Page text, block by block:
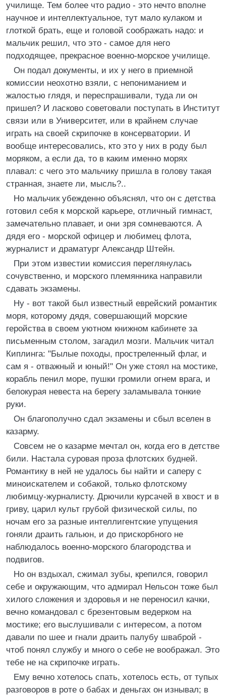
училище. Тем более что радио - это нечто вполне
научное и интеллектуальное, тут мало кулаком и
глоткой брать, еще и головой соображать надо: и
мальчик решил, что это - самое для него
подходящее, прекрасное военно-морское училище.
Он подал документы, и их у него в приемной
комиссии неохотно взяли, с непониманием и
жалостью глядя, и переспрашивали, туда ли он
пришел? И ласково советовали поступать в Институт
связи или в Университет, или в крайнем случае
играть на своей скрипочке в консерватории. И
вообще интересовались, кто это у них в роду был
моряком, а если да, то в каким именно морях
плавал: с чего это мальчику пришла в голову такая
странная, знаете ли, мысль?..
Но мальчик убежденно объяснял, что он с детства
готовил себя к морской карьере, отличный гимнаст,
замечательно плавает, и они зря сомневаются. А
дядя его - морской офицер и любимец флота,
журналист и драматург Александр Штейн.
При этом известии комиссия переглянулась
сочувственно, и морского племянника направили
сдавать экзамены.
Ну - вот такой был известный еврейский романтик
моря, которому дядя, совершающий морские
геройства в своем уютном книжном кабинете за
письменным столом, загадил мозги. Мальчик читал
Киплинга: "Былые походы, простреленный флаг, и
сам я - отважный и юный!" Он уже стоял на мостике,
корабль пенил море, пушки громили огнем врага, и
белокурая невеста на берегу заламывала тонкие
руки.
Он благополучно сдал экзамены и сбыл вселен в
казарму.
Совсем не о казарме мечтал он, когда его в детстве
били. Настала суровая проза флотских будней.
Романтику в ней не удалось бы найти и саперу с
миноискателем и собакой, только флотскому
любимцу-журналисту. Дрючили курсачей в хвост и в
гриву, царил культ грубой физической силы, по
ночам его за разные интеллигентские упущения
гоняли драить гальюн, и до прискорбного не
наблюдалось военно-морского благородства и
подвигов.
Но он вздыхал, сжимал зубы, крепился, говорил
себе и окружающим, что адмирал Нельсон тоже был
хилого сложения и здоровья и не переносил качки,
вечно командовал с брезентовым ведерком на
мостике; его выслушивали с интересом, а потом
давали по шее и гнали драить палубу шваброй -
чтоб понял службу и много о себе не воображал. Это
тебе не на скрипочке играть.
Ему вечно хотелось спать, хотелось есть, от тупых
разговоров в роте о бабах и деньгах он изнывал; в